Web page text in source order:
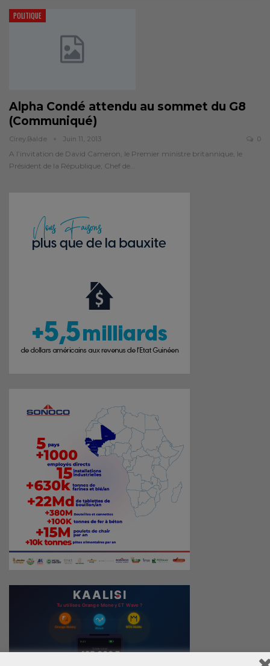
POLITIQUE
Alpha Condé attendu au sommet du G8
(Communiqué)
Cirey.balde Juin 11, 2013 0
A l’invitation de David Cameron, le Premier ministre britannique, le
Président de la République, Chef de…